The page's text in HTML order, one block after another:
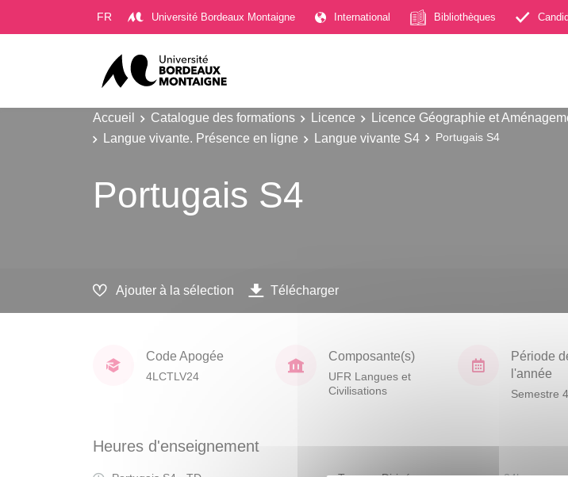
FR Université Bordeaux Montaigne International Bibliothèques
Accueil Catalogue des formations Licence Licence Géographie et
Langue vivante. Présence en ligne
Langue vivante S4 Portugais S4
Portugais S4
Ajouter à la sélection Télécharger
Code Apogée
4LCTLV24
Composante(s)
UFR Langues et
Civilisations
Période
l'année
Semestre 4
Heures d'enseignement